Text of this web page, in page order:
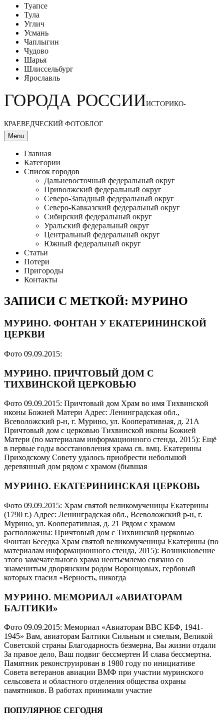
Туапсе
Тула
Углич
Усмань
Чаплыгин
Чудово
Шарья
Шлиссельбург
Ярославль
ГОРОДА РОССИИИСТОРИКО-
КРАЕВЕДЧЕСКИЙ ФОТОБЛОГ
Menu
Главная
Категории
Список городов
Дальневосточный федеральный округ
Приволжский федеральный округ
Северо-Западный федеральный округ
Северо-Кавказский федеральный округ
Сибирский федеральный округ
Уральский федеральный округ
Центральный федеральный округ
Южный федеральный округ
Статьи
Потери
Пригороды
Контакты
ЗАПИСИ С МЕТКОЙ: МУРИНО
МУРИНО. ФОНТАН У ЕКАТЕРИНИНСКОЙ
ЦЕРКВИ
Фото 09.09.2015:
МУРИНО. ПРИЧТОВЫЙ ДОМ С
ТИХВИНСКОЙ ЦЕРКОВЬЮ
Фото 09.09.2015: Причтовый дом Храм во имя Тихвинской
иконы Божией Матери Адрес: Ленинградская обл.,
Всеволожский р-н, г. Мурино, ул. Кооперативная, д. 21А
Причтовый дом с церковью Тихвинской иконы Божией
Матери (по материалам информационного стенда, 2015): Ещё
в первые годы восстановления храма св. вмц. Екатерины
Приходскому Совету удалось приобрести небольшой
деревянный дом рядом с храмом (бывшая
МУРИНО. ЕКАТЕРИНИНСКАЯ ЦЕРКОВЬ
Фото 09.09.2015: Храм святой великомученицы Екатерины
(1790 г.) Адрес: Ленинградская обл., Всеволожский р-н, г.
Мурино, ул. Кооперативная, д. 21 Рядом с храмом
расположены: Причтовый дом с Тихвинской церковью
Фонтан Беседка Храм святой великомученицы Екатерины (по
материалам информационного стенда, 2015): Возникновение
этого замечательного храма неотъемлемо связано со
знаменитым дворянским родом Воронцовых, гербовый
которых гласил «Верность, никогда
МУРИНО. МЕМОРИАЛ «АВИАТОРАМ
БАЛТИКИ»
Фото 09.09.2015: Мемориал «Авиаторам ВВС КБФ, 1941-
1945» Вам, авиаторам Балтики Сильным и смелым, Великой
Советской страны Благодарность безмерна, Вы жизни отдали
За правое дело, Ваш подвиг бессмертен И слава бессмертна.
Памятник реконструирован в 1980 году по инициативе
Совета ветеранов авиации ВМФ при участии муринского
сельсовета и областного отделения общества охраны
памятников. В работах принимали участие
ПОПУЛЯРНОЕ СЕГОДНЯ